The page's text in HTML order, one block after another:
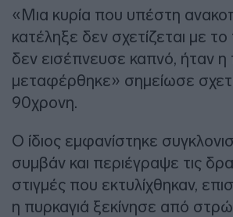
«Μια κυρία που υπέστη
κατέληξε δεν σχετίζεται με το
δεν εισέπνευσε καπνό, ήταν
μεταφέρθηκε» σημείωσε
90χρονη.
Ο ίδιος εμφανίστηκε
συμβάν και περιέγραψε τις
στιγμές που εκτυλίχθηκαν,
η πυρκαγιά ξεκίνησε από